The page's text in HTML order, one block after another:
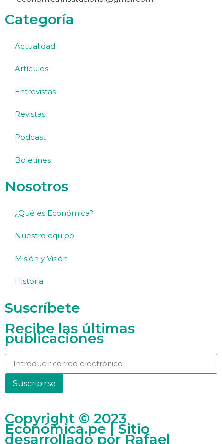
Categoría
Actualidad
Artículos
Entrevistas
Revistas
Podcast
Boletines
Nosotros
¿Qué es Económica?
Nuestro equipo
Misión y Visión
Historia
Suscríbete
Recibe las últimas
publicaciones
Suscribirse
Copyright © 2023
Económica.pe | Sitio
desarrollado porRafael